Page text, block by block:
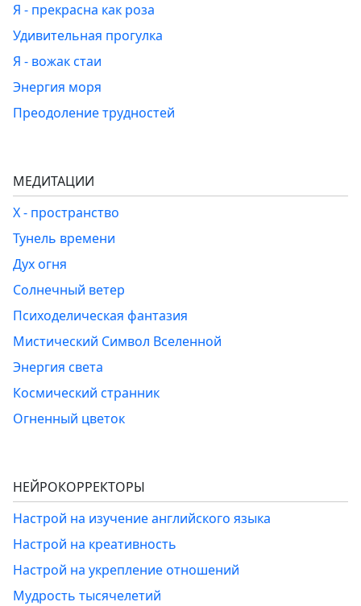
Я - прекрасна как роза
Удивительная прогулка
Я - вожак стаи
Энергия моря
Преодоление трудностей
МЕДИТАЦИИ
Х - пространство
Тунель времени
Дух огня
Солнечный ветер
Психоделическая фантазия
Мистический Символ Вселенной
Энергия света
Космический странник
Огненный цветок
НЕЙРОКОРРЕКТОРЫ
Настрой на изучение английского языка
Настрой на креативность
Настрой на укрепление отношений
Мудрость тысячелетий